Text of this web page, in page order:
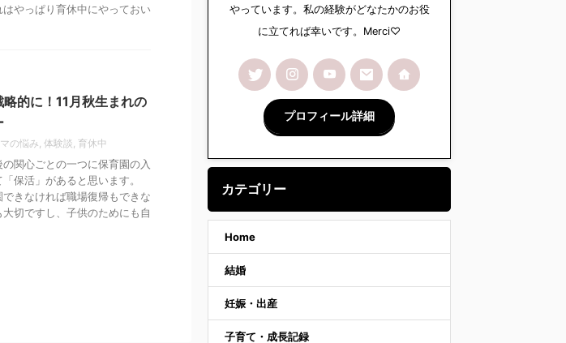
やっぱり育休中にやっておい
略的に！11月秋生まれの
の悩み 体験談 育休中
関心ごとの一つに保育園の入
保活」があると思います。
きなければ職場復帰もできな
切ですし、子供のためにも自
やっています。私の経験がどなたかのお役
に立てれば幸いです。Merci♡
プロフィール詳細
カテゴリー
Home
結婚
妊娠・出産
子育て・成長記録